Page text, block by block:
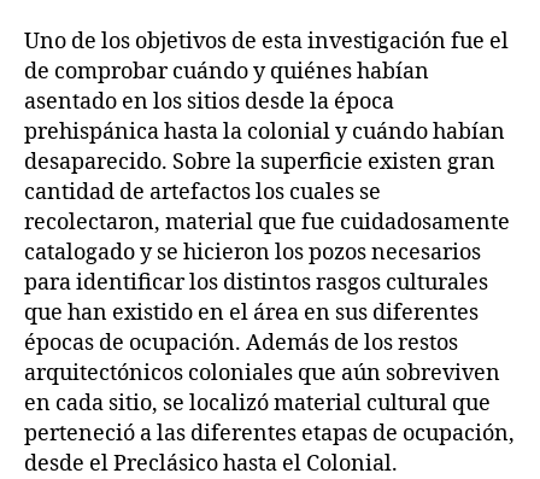
Uno de los objetivos de esta investigación fue el
de comprobar cuándo y quiénes habían
asentado en los sitios desde la época
prehispánica hasta la colonial y cuándo habían
desaparecido. Sobre la superficie existen gran
cantidad de artefactos los cuales se
recolectaron, material que fue cuidadosamente
catalogado y se hicieron los pozos necesarios
para identificar los distintos rasgos culturales
que han existido en el área en sus diferentes
épocas de ocupación. Además de los restos
arquitectónicos coloniales que aún sobreviven
en cada sitio, se localizó material cultural que
perteneció a las diferentes etapas de ocupación,
desde el Preclásico hasta el Colonial.